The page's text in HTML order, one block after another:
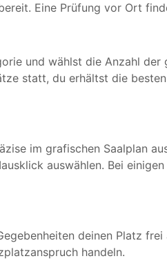
Eine Prüfung vor Ort
und wählst die Anzahl der
statt, du erhältst die
im grafischen Saalplan
auswählen. Bei
deinen Platz frei
handeln.